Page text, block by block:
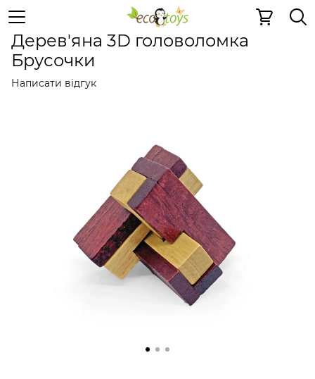
Дерев'яні конструктори Дерев'яні головоломки
Дерев'яна 3D головоломка
Брусочки
Написати відгук